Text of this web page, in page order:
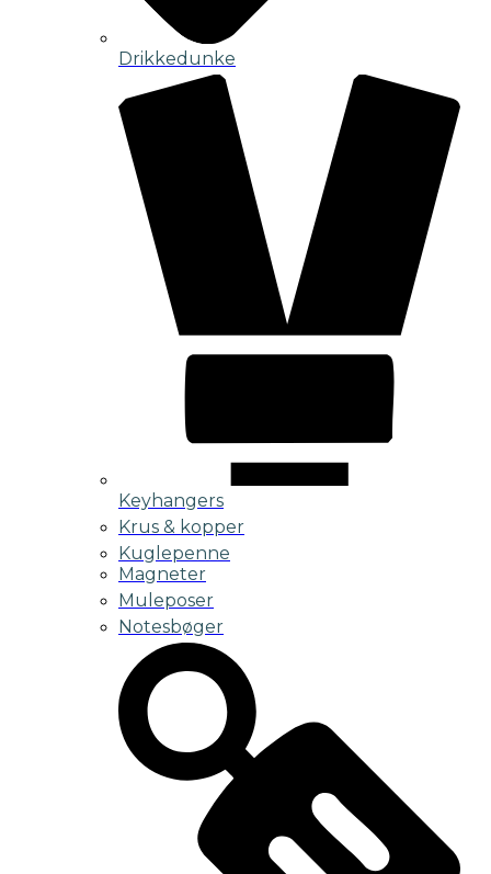
Drikkedunke
Keyhangers
Krus & kopper
Kuglepenne
Magneter
Muleposer
Notesbøger